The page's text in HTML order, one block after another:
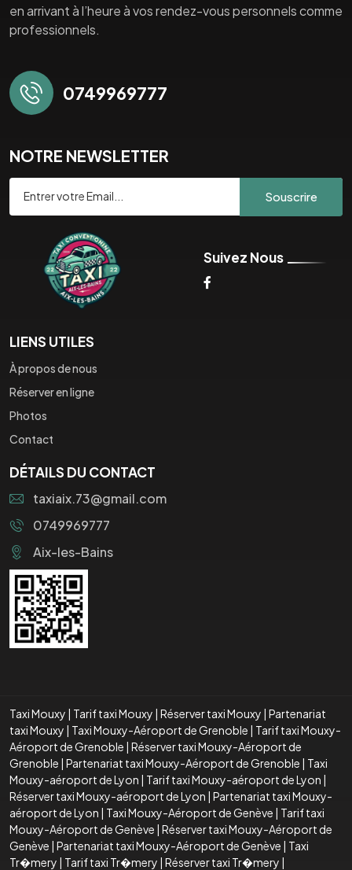
en arrivant à l’heure à vos rendez-vous personnels comme
professionnels.
0749969777
NOTRE NEWSLETTER
Souscrire
Suivez Nous
LIENS UTILES
À propos de nous
Réserver en ligne
Photos
Contact
DÉTAILS DU CONTACT
taxiaix.73@gmail.com
0749969777
Aix-les-Bains
Taxi Mouxy | Tarif taxi Mouxy | Réserver taxi Mouxy | Partenariat
taxi Mouxy | Taxi Mouxy-Aéroport de Grenoble | Tarif taxi Mouxy-
Aéroport de Grenoble | Réserver taxi Mouxy-Aéroport de
Grenoble | Partenariat taxi Mouxy-Aéroport de Grenoble | Taxi
Mouxy-aéroport de Lyon | Tarif taxi Mouxy-aéroport de Lyon |
Réserver taxi Mouxy-aéroport de Lyon | Partenariat taxi Mouxy-
aéroport de Lyon | Taxi Mouxy-Aéroport de Genève | Tarif taxi
Mouxy-Aéroport de Genève | Réserver taxi Mouxy-Aéroport de
Genève | Partenariat taxi Mouxy-Aéroport de Genève | Taxi
Tr�mery | Tarif taxi Tr�mery | Réserver taxi Tr�mery |